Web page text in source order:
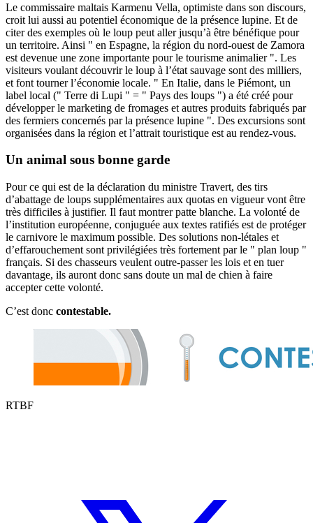
Le commissaire maltais Karmenu Vella, optimiste dans son discours,
croit lui aussi au potentiel économique de la présence lupine. Et de
citer des exemples où le loup peut aller jusqu’à être bénéfique pour
un territoire. Ainsi " en Espagne, la région du nord-ouest de Zamora
est devenue une zone importante pour le tourisme animalier ". Les
visiteurs voulant découvrir le loup à l’état sauvage sont des milliers,
et font tourner l’économie locale. " En Italie, dans le Piémont, un
label local (" Terre di Lupi " = " Pays des loups ") a été créé pour
développer le marketing de fromages et autres produits fabriqués par
des fermiers concernés par la présence lupine ". Des excursions sont
organisées dans la région et l’attrait touristique est au rendez-vous.
Un animal sous bonne garde
Pour ce qui est de la déclaration du ministre Travert, des tirs
d’abattage de loups supplémentaires aux quotas en vigueur vont être
très difficiles à justifier. Il faut montrer patte blanche. La volonté de
l’institution européenne, conjuguée aux textes ratifiés est de protéger
le carnivore le maximum possible. Des solutions non-létales et
d’effarouchement sont privilégiées très fortement par le " plan loup "
français. Si des chasseurs veulent outre-passer les lois et en tuer
davantage, ils auront donc sans doute un mal de chien à faire
accepter cette volonté.
C’est donc contestable.
RTBF